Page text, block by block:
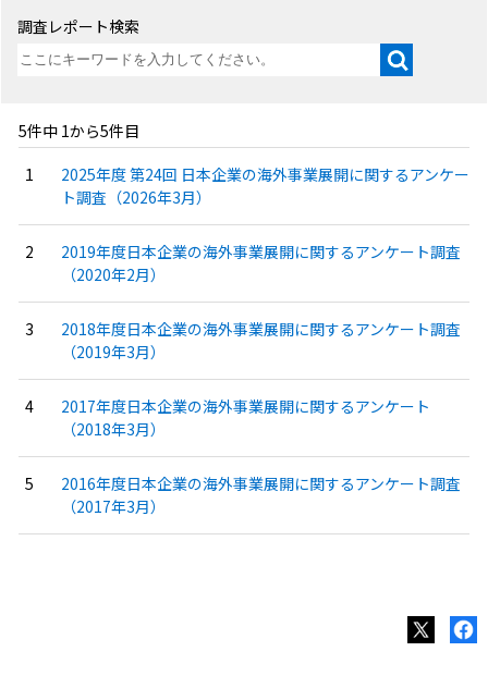
調査レポート検索
5件中 1から5件目
2025年度 第24回 日本企業の海外事業展開に関するアンケー
ト調査（2026年3月）
2019年度日本企業の海外事業展開に関するアンケート調査
（2020年2月）
2018年度日本企業の海外事業展開に関するアンケート調査
（2019年3月）
2017年度日本企業の海外事業展開に関するアンケート
（2018年3月）
2016年度日本企業の海外事業展開に関するアンケート調査
（2017年3月）